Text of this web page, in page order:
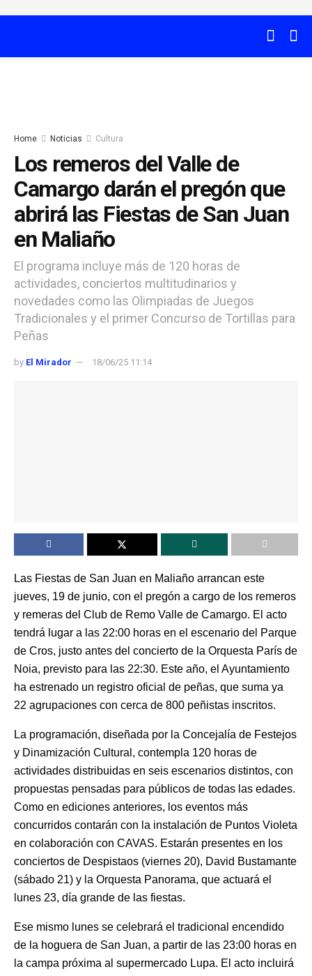
Home Noticias Cultura
Los remeros del Valle de
Camargo darán el pregón que
abrirá las Fiestas de San Juan
en Maliaño
El programa incluye más de 120 horas de
actividades, conciertos multitudinarios y
novedades como las Olimpiadas de Juegos
Tradicionales y el primer Concurso de Tortillas para
Peñas
by El Mirador 18/06/25 11:14
Las Fiestas de San Juan en Maliaño arrancan este
jueves, 19 de junio, con el pregón a cargo de los remeros
y remeras del Club de Remo Valle de Camargo. El acto
tendrá lugar a las 22:00 horas en el escenario del Parque
de Cros, justo antes del concierto de la Orquesta París de
Noia, previsto para las 22:30. Este año, el Ayuntamiento
ha estrenado un registro oficial de peñas, que suma ya
22 agrupaciones con cerca de 800 peñistas inscritos.
La programación, diseñada por la Concejalía de Festejos
y Dinamización Cultural, contempla 120 horas de
actividades distribuidas en seis escenarios distintos, con
propuestas pensadas para públicos de todas las edades.
Como en ediciones anteriores, los eventos más
concurridos contarán con la instalación de Puntos Violeta
en colaboración con CAVAS. Estarán presentes en los
conciertos de Despistaos (viernes 20), David Bustamante
(sábado 21) y la Orquesta Panorama, que actuará el
lunes 23, día grande de las fiestas.
Ese mismo lunes se celebrará el tradicional encendido
de la hoguera de San Juan, a partir de las 23:00 horas en
la campa próxima al supermercado Lupa. El acto incluirá